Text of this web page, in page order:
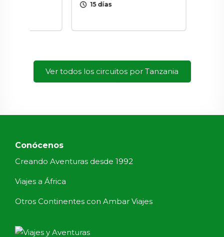
15 días
Ver todos los circuitos por Tanzania
Conócenos
Creando Aventuras desde 1992
Viajes a África
Otros Continentes con Ambar Viajes